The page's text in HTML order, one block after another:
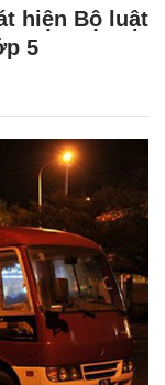
hiện Bộ luật
5